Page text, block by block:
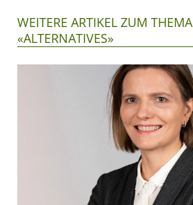
WEITERE ARTIKEL ZUM THEMA
«ALTERNATIVES»